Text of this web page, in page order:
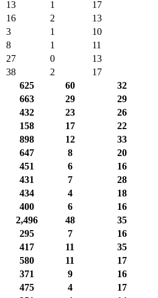
13 1
17
16 2
13
3 1
10
8 1
11
27 0
13
38 2
17
625 60
32
663 29
29
432 23
26
158 17
22
898 12
33
647 8
20
451 6
16
431 7
28
434 4
18
400 6
16
2,496 48
35
295 7
16
417 11
35
580 11
17
371 9
16
475 4
17